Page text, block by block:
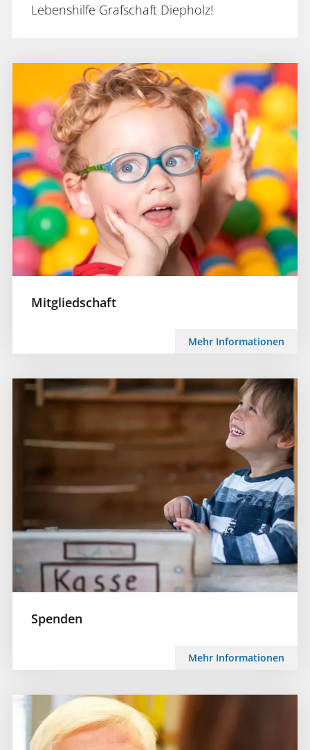
Lebenshilfe Grafschaft Diepholz!
Mitgliedschaft
Mehr Informationen
Spenden
Mehr Informationen